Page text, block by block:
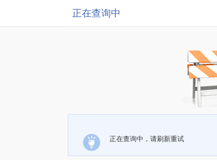
正在查询中
正在查询中，请刷新重试